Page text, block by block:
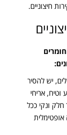
חיצוניים.
יש להסיר
אריחי
חלק ונקי ככל
אופטימלית